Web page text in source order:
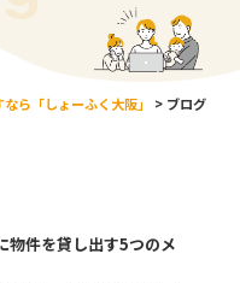
ら「しょーふく大阪」 > ブログ
物件を貸し出す5つのメ